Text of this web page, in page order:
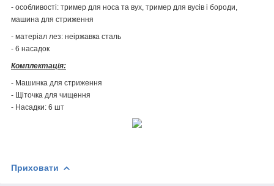
- особливості: тример для носа та вух, тример для вусів і бороди,
машина для стриження
- матеріал лез: неіржавка сталь
- 6 насадок
Комплектація:
- Машинка для стриження
- Щіточка для чищення
- Насадки: 6 шт
Приховати